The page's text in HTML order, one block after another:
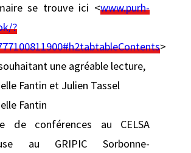
se trouve ici <www.purh-
?
>
une agréable lecture,
Fantin et Julien Tassel
Fantin
de conférences au CELSA
au GRIPIC Sorbonne-